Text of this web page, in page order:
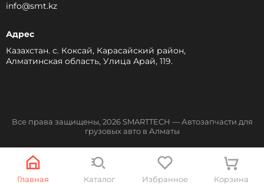
Главная Каталог Избранное Корзина
info@smt.kz
Адрес
Казахстан. с. Коксай, Карасайский район,
Алматинская область, Улица Арай, 119.
Все права защищены, 2026 SMARTTECH — Автозапчасти для
грузовых авто в Алматы
Разработка сайта